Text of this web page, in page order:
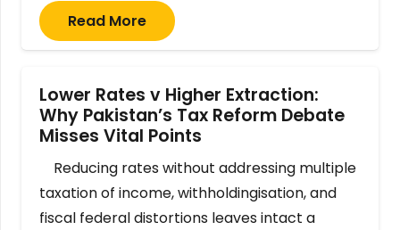
Read More
Lower Rates v Higher Extraction:
Why Pakistan’s Tax Reform Debate
Misses Vital Points
Reducing rates without addressing multiple
taxation of income, withholdingisation, and
fiscal federal distortions leaves intact a